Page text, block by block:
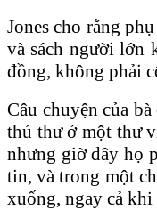
Jones cho rằng
và sách người lớn
đồng, không phải
Câu chuyện của
thủ thư ở một thư
nhưng giờ đây họ
tin, và trong một
xuống, ngay cả